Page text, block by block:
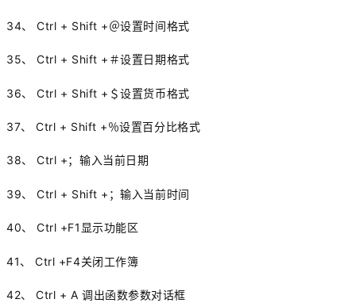
34、 Ctrl + Shift +＠设置时间格式
35、 Ctrl + Shift +＃设置日期格式
36、 Ctrl + Shift +＄设置货币格式
37、 Ctrl + Shift +％设置百分比格式
38、 Ctrl +；输入当前日期
39、 Ctrl + Shift +；输入当前时间
40、 Ctrl +F1显示功能区
41、 Ctrl +F4关闭工作簿
42、 Ctrl + A 调出函数参数对话框